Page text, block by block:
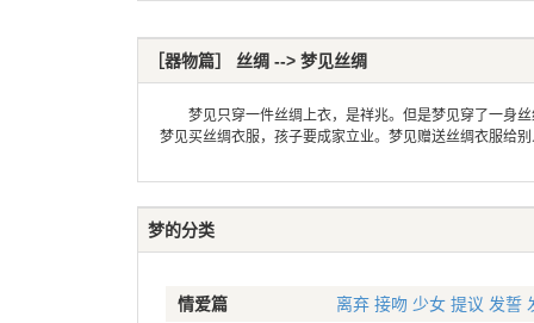
［器物篇］ 丝绸 --> 梦见丝绸
梦见只穿一件丝绸上衣，是祥兆。但是梦见穿了一身丝
梦见买丝绸衣服，孩子要成家立业。梦见赠送丝绸衣服给
梦的分类
情爱篇 离弃 接吻 少女 提议 发誓